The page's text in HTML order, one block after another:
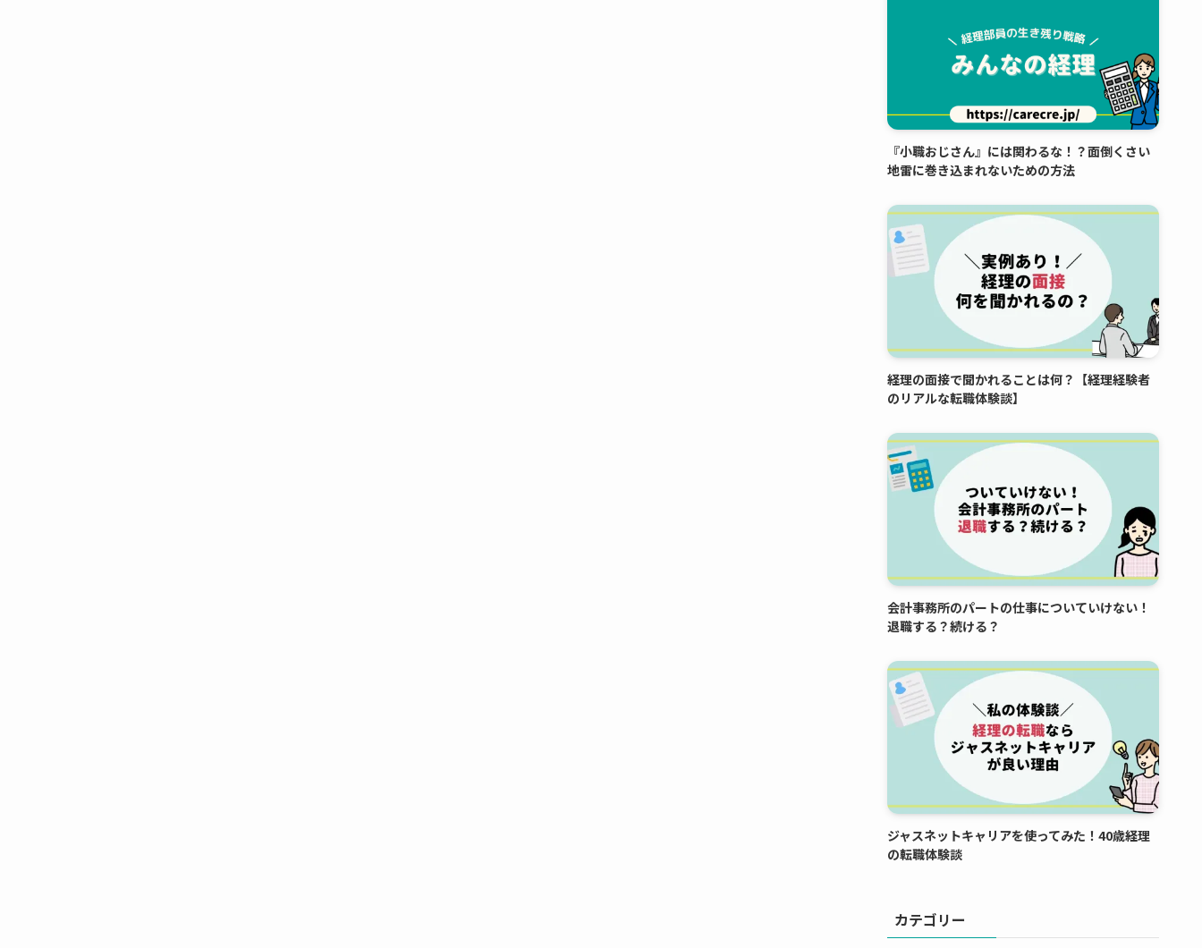
『小職おじさん』には関わるな！？面倒くさい
地雷に巻き込まれないための方法
経理の面接で聞かれることは何？【経理経験者
のリアルな転職体験談】
会計事務所のパートの仕事についていけない！
退職する？続ける？
ジャスネットキャリアを使ってみた！40歳経理
の転職体験談
カテゴリー